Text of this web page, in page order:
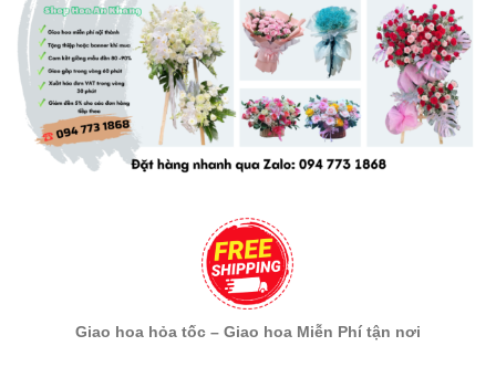
Giao hoa hỏa tốc – Giao hoa Miễn Phí tận nơi